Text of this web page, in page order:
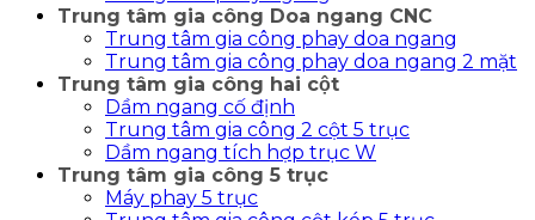
Trung tâm gia công Doa ngang CNC
Trung tâm gia công phay doa ngang
Trung tâm gia công phay doa ngang 2 mặt
Trung tâm gia công hai cột
Dầm ngang cố định
Trung tâm gia công 2 cột 5 trục
Dầm ngang tích hợp trục W
Trung tâm gia công 5 trục
Máy phay 5 trục